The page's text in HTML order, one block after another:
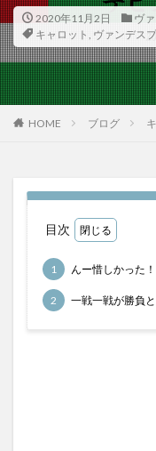
2020年11月2日
ヴ
キャロット , ヴァンデス
HOME ブログ
目次
1 んー惜しかった！
2 一戦一戦が勝負
ルージュグラース
ロードカバチ
ロードジパング
ロードフォールズ
ヴィジュネル